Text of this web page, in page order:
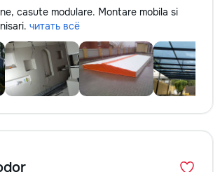
casute modulare. Montare mobila si
читать всё